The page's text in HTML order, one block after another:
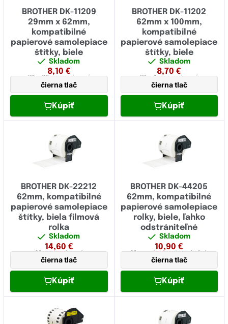
29.00
38.00
50.00
52.00
54.00
58.00
62.00
102.00
BROTHER DK-11209
29mm x 62mm,
kompatibilné
papierové samolepiace
štítky, biele
Skladom
8,10 €
62 x 29 mmpapierová
čierna tlač
Kúpiť
BROTHER DK-11202
62mm x 100mm,
kompatibilné
papierové samolepiace
štítky, biele
Skladom
8,70 €
62 x 1 mmpapierová
čierna tlač
Kúpiť
BROTHER DK-22212
62mm, kompatibilné
papierové samolepiace
štítky, biela filmová
rolka
Skladom
14,60 €
62 mmpapierová
čierna tlač
Kúpiť
BROTHER DK-44205
62mm, kompatibilné
papierové samolepiace
rolky, biele, ľahko
odstrániteľné
Skladom
10,90 €
62 mmrýchlo odstraniteľná,
papierová
čierna tlač
Kúpiť